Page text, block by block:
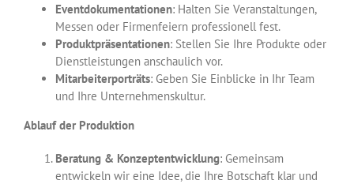
Eventdokumentationen: Halten Sie Veranstaltungen,
Messen oder Firmenfeiern professionell fest.
Produktpräsentationen: Stellen Sie Ihre Produkte oder
Dienstleistungen anschaulich vor.
Mitarbeiterporträts: Geben Sie Einblicke in Ihr Team
und Ihre Unternehmenskultur.
Ablauf der Produktion
Beratung & Konzeptentwicklung: Gemeinsam
entwickeln wir eine Idee, die Ihre Botschaft klar und